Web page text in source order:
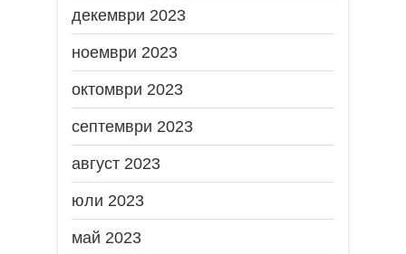
декември 2023
ноември 2023
октомври 2023
септември 2023
август 2023
юли 2023
май 2023